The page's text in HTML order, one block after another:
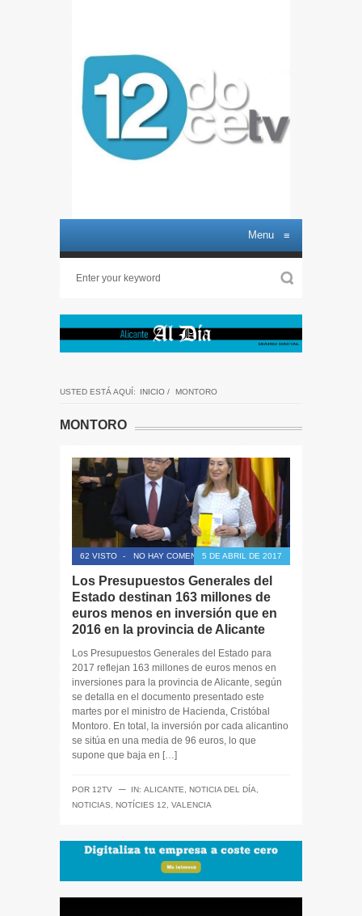
Menu ≡
USTED ESTÁ AQUÍ: INICIO / MONTORO
MONTORO
62 VISTO - NO HAY COMENTARIOS5 DE ABRIL DE 2017
Los Presupuestos Generales del
Estado destinan 163 millones de
euros menos en inversión que en
2016 en la provincia de Alicante
Los Presupuestos Generales del Estado para
2017 reflejan 163 millones de euros menos en
inversiones para la provincia de Alicante, según
se detalla en el documento presentado este
martes por el ministro de Hacienda, Cristóbal
Montoro. En total, la inversión por cada alicantino
se sitúa en una media de 96 euros, lo que
supone que baja en […]
POR 12TV ─ IN: ALICANTE, NOTICIA DEL DÍA,
NOTICIAS, NOTÍCIES 12, VALENCIA